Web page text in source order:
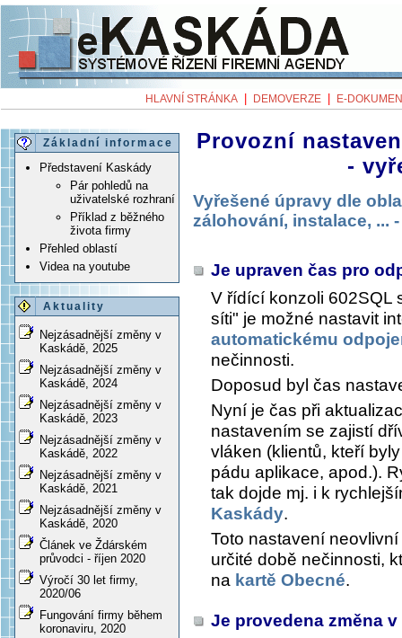
HLAVNÍ STRÁNKA DEMOVERZE E-
Základní informace
Představení Kaskády
Pár pohledů na
uživatelské rozhraní
Příklad z běžného
života firmy
Přehled oblastí
Videa na youtube
Aktuality
Nejzásadnější změny v
Kaskádě, 2025
Nejzásadnější změny v
Kaskádě, 2024
Nejzásadnější změny v
Kaskádě, 2023
Nejzásadnější změny v
Kaskádě, 2022
Nejzásadnější změny v
Kaskádě, 2021
Nejzásadnější změny v
Kaskádě, 2020
Článek ve Ždárském
průvodci - říjen 2020
Výročí 30 let firmy,
2020/06
Fungování firmy během
koronaviru, 2020
Provozní
-
Vyřešené úpravy dle
zálohování, instalace, ...
Je upraven čas pro
V řídící konzoli 602SQL
síti" je možné nastavit
automatickému
nečinnosti.
Doposud byl čas
Nyní je čas při
nastavením se zajistí
vláken (klientů, kteří
pádu aplikace, apod.).
tak dojde mj. i k
Kaskády.
Toto nastavení
určité době nečinnosti,
na kartě Obecné.
Je provedena změna